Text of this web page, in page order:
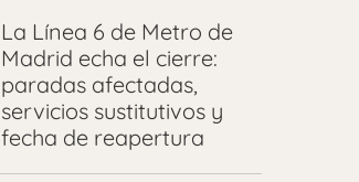
La Línea 6 de Metro de
Madrid echa el cierre:
paradas afectadas,
servicios sustitutivos y
fecha de reapertura